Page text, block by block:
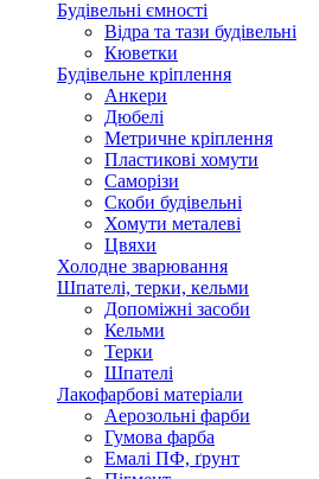
Будівельні ємності
Відра та тази будівельні
Кюветки
Будівельне кріплення
Анкери
Дюбелі
Метричне кріплення
Пластикові хомути
Саморізи
Скоби будівельні
Хомути металеві
Цвяхи
Холодне зварювання
Шпателі, терки, кельми
Допоміжні засоби
Кельми
Терки
Шпателі
Лакофарбові матеріали
Аерозольні фарби
Гумова фарба
Емалі ПФ, ґрунт